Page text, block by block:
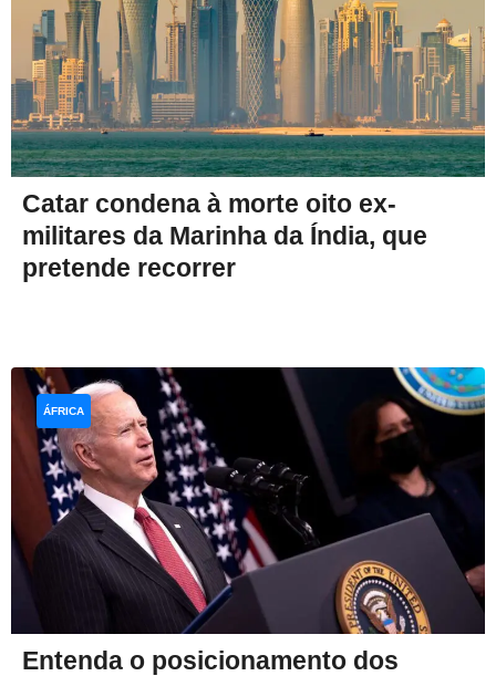
Catar condena à morte oito ex-
militares da Marinha da Índia, que
pretende recorrer
Entenda o posicionamento dos
ÁFRICA